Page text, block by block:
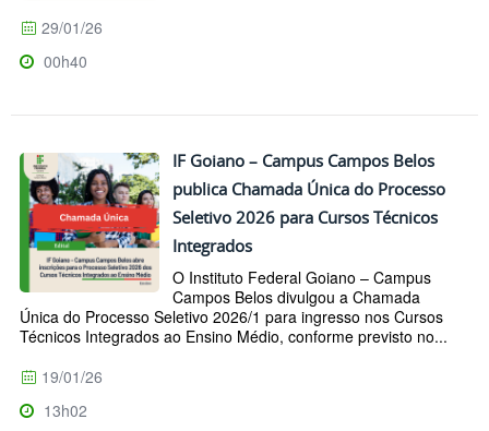
29/01/26
00h40
IF Goiano – Campus Campos Belos
publica Chamada Única do Processo
Seletivo 2026 para Cursos Técnicos
Integrados
O Instituto Federal Goiano – Campus
Campos Belos divulgou a Chamada
Única do Processo Seletivo 2026/1 para ingresso nos Cursos
Técnicos Integrados ao Ensino Médio, conforme previsto no...
19/01/26
13h02